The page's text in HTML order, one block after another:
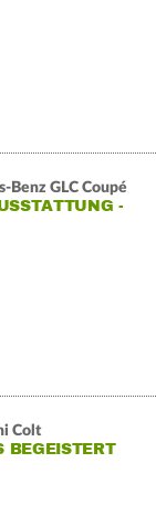
Benz GLC Coupé
-
Colt
BEGEISTERT